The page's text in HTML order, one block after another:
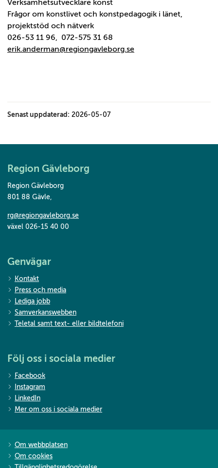
Verksamhetsutvecklare konst
Frågor om konstlivet och konstpedagogik i länet,
projektstöd och nätverk
026-53 11 96, 072-575 31 68
erik.anderman@regiongavleborg.se
Senast uppdaterad: 2026-05-07
Region Gävleborg
Region Gävleborg
801 88 Gävle,
rg@regiongavleborg.se
växel 026-15 40 00
Genvägar
Kontakt
Press och media
Lediga jobb
Samverkanswebben
Teletal samt text- eller bildtelefoni
Följ oss i sociala medier
Facebook
Instagram
LinkedIn
Mer om oss i sociala medier
Om webbplatsen
Om cookies